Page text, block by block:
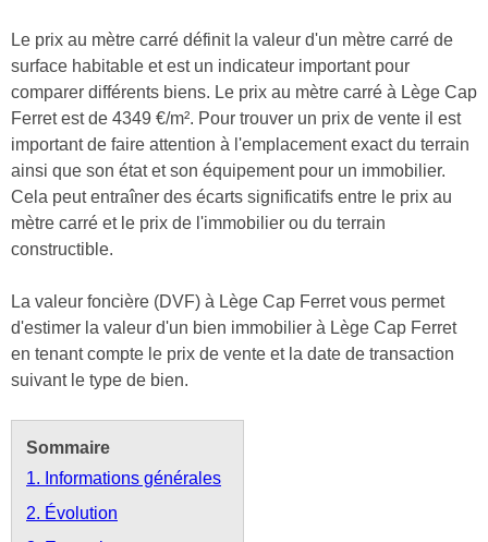
Le prix au mètre carré définit la valeur d'un mètre carré de
surface habitable et est un indicateur important pour
comparer différents biens. Le prix au mètre carré à Lège Cap
Ferret est de 4349 €/m². Pour trouver un prix de vente il est
important de faire attention à l'emplacement exact du terrain
ainsi que son état et son équipement pour un immobilier.
Cela peut entraîner des écarts significatifs entre le prix au
mètre carré et le prix de l'immobilier ou du terrain
constructible.
La valeur foncière (DVF) à Lège Cap Ferret vous permet
d'estimer la valeur d'un bien immobilier à Lège Cap Ferret
en tenant compte le prix de vente et la date de transaction
suivant le type de bien.
Sommaire
1. Informations générales
2. Évolution